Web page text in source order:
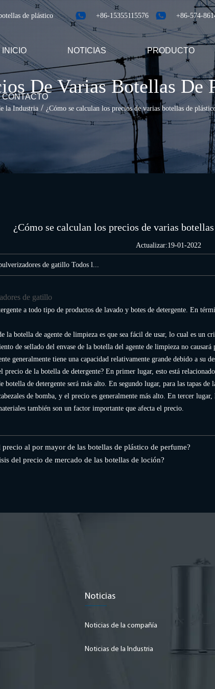
de plástico +86-15355115576 +86-574-
INICIO NOTICIAS PRODUCTO
CONTACTODe Varias Botellas De
la Industria/ ¿Cómo se calculan los precios de varias botellas de
¿Cómo se calculan los precios de varias
Actualizar:19-01-2022
de gatillo Todos l...
de gatillo
a todo tipo de productos de lavado y botes de detergente. En
la botella de agente de limpieza es que sea fácil de usar, lo cual es un
de sellado del envase de la botella del agente de limpieza no causará
generalmente tiene una capacidad relativamente grande debido a su
precio de la botella de detergente? En primer lugar, esto está
botella de detergente será más alto. En segundo lugar, para las tapas
de bomba, y el precio es generalmente más alto. En tercer
también son un factor importante que afecta el precio.
precio al por mayor de las botellas de plástico de perfume?
del precio de mercado de las botellas de loción?
Noticias
Noticias de la compañía
Noticias de la Industria